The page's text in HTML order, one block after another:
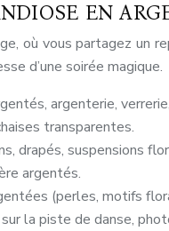
EN
où vous partagez un
d’une soirée magique.
argenterie,
transparentes.
drapés, suspensions
argentés.
(perles, motifs
la piste de danse,